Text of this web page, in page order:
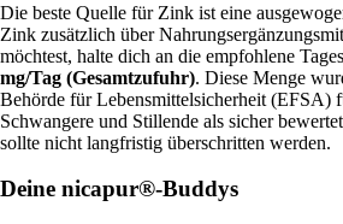
Die beste Quelle für Zink ist eine
Zink zusätzlich über
möchtest, halte dich an die empfohlene
mg/Tag (Gesamtzufuhr). Diese Menge
Behörde für Lebensmittelsicherheit (EFSA)
Schwangere und Stillende als sicher
sollte nicht langfristig überschritten werden.
Deine nicapur®-Buddys